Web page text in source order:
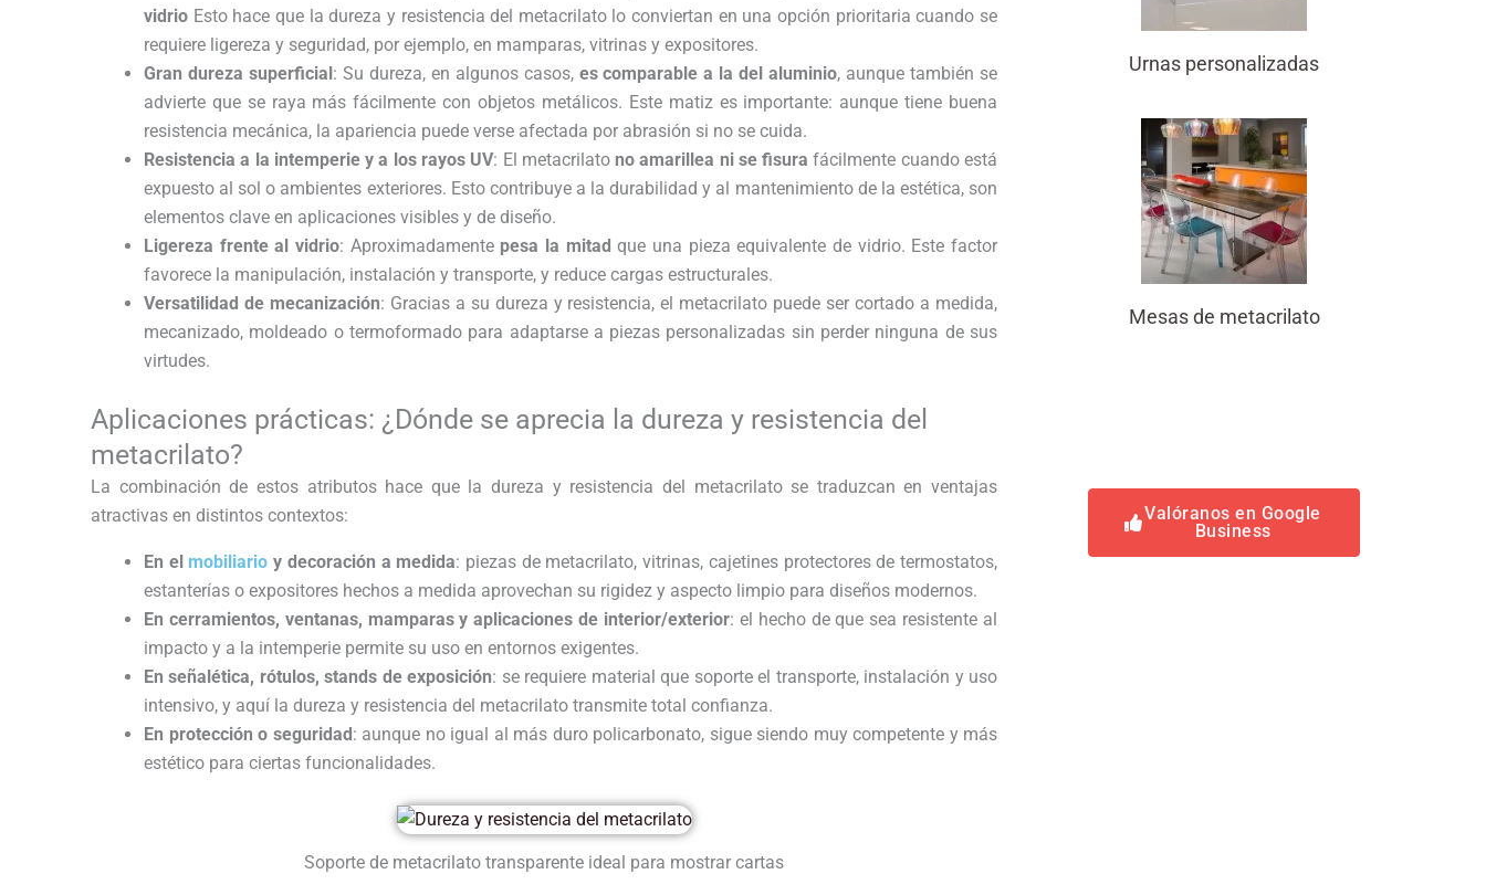
vidrio Esto hace que la dureza y resistencia del metacrilato lo conviertan en una opción prioritaria cuando se
requiere ligereza y seguridad, por ejemplo, en mamparas, vitrinas y expositores.
Gran dureza superficial : Su dureza, en algunos casos, es comparable a la del aluminio, aunque también se
advierte que se raya más fácilmente con objetos metálicos. Este matiz es importante: aunque tiene buena
resistencia mecánica, la apariencia puede verse afectada por abrasión si no se cuida.
Resistencia a la intemperie y a los rayos UV: El metacrilato no amarillea ni se fisura fácilmente cuando está
expuesto al sol o ambientes exteriores. Esto contribuye a la durabilidad y al mantenimiento de la estética, son
elementos clave en aplicaciones visibles y de diseño.
Ligereza frente al vidrio: Aproximadamente pesa la mitad que una pieza equivalente de vidrio. Este factor
favorece la manipulación, instalación y transporte, y reduce cargas estructurales.
Versatilidad de mecanización: Gracias a su dureza y resistencia, el metacrilato puede ser cortado a medida,
mecanizado, moldeado o termoformado para adaptarse a piezas personalizadas sin perder ninguna de sus
virtudes.
Aplicaciones prácticas: ¿Dónde se aprecia la dureza y resistencia del
metacrilato?
La combinación de estos atributos hace que la dureza y resistencia del metacrilato se traduzcan en ventajas
atractivas en distintos contextos:
En el mobiliario y decoración a medida: piezas de metacrilato, vitrinas, cajetines protectores de termostatos,
estanterías o expositores hechos a medida aprovechan su rigidez y aspecto limpio para diseños modernos.
En cerramientos, ventanas, mamparas y aplicaciones de interior/exterior: el hecho de que sea resistente al
impacto y a la intemperie permite su uso en entornos exigentes.
En señalética, rótulos, stands de exposición: se requiere material que soporte el transporte, instalación y uso
intensivo, y aquí la dureza y resistencia del metacrilato transmite total confianza.
En protección o seguridad : aunque no igual al más duro policarbonato, sigue siendo muy competente y más
estético para ciertas funcionalidades.
Soporte de metacrilato transparente ideal para mostrar cartas
Urnas personalizadas
Mesas de metacrilato
Valóranos en Google
Business